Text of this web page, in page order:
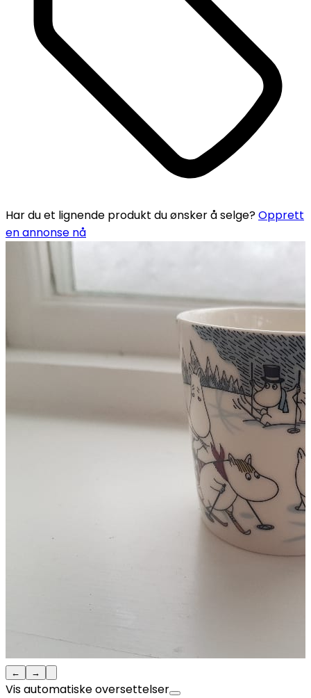
Har du et lignende produkt du ønsker å selge?Opprett
en annonse nå
← →
Vis automatiske oversettelser